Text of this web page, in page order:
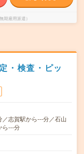
期雇用派遣）
・検査・ピッ
志賀駅から---分／石山
ら---分